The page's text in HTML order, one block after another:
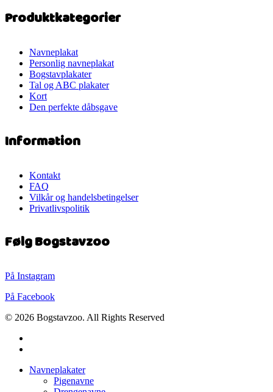
Produktkategorier
Navneplakat
Personlig navneplakat
Bogstavplakater
Tal og ABC plakater
Kort
Den perfekte dåbsgave
Information
Kontakt
FAQ
Vilkår og handelsbetingelser
Privatlivspolitik
Følg Bogstavzoo
På Instagram
På Facebook
© 2026 Bogstavzoo. All Rights Reserved
Close
Navneplakater
Pigenavne